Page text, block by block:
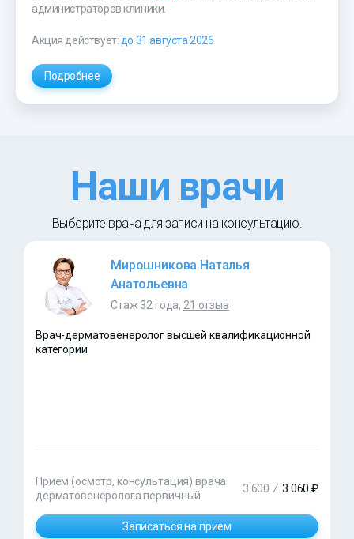
администраторов клиники.
Акция действует: до 31 августа 2026
Подробнее
Наши врачи
Выберите врача для записи на консультацию.
Мирошникова Наталья
Анатольевна
Стаж 32 года, 21 отзыв
Врач-дерматовенеролог высшей квалификационной
категории
Прием (осмотр, консультация) врача
дерматовенеролога первичный
3 600 / 3 060 ₽
Записаться на прием